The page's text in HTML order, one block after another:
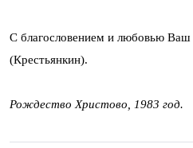
С благословением и любовью
(Крестьянкин).
Рождество Христово, 1983 год.